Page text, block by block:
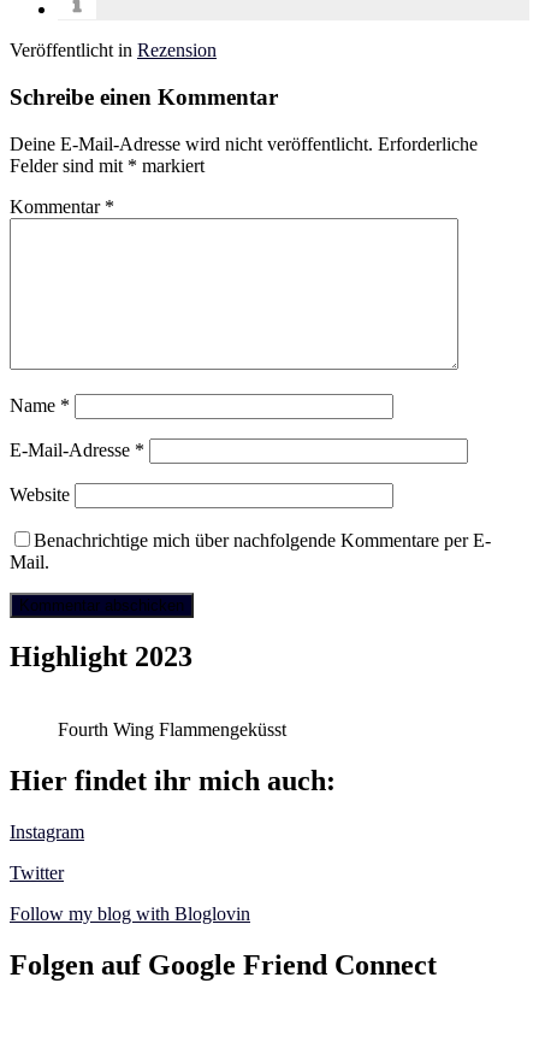
Veröffentlicht in Rezension
Schreibe einen Kommentar
Deine E-Mail-Adresse wird nicht veröffentlicht. Erforderliche
Felder sind mit * markiert
Kommentar *
Name *
E-Mail-Adresse *
Website
Benachrichtige mich über nachfolgende Kommentare per E-
Mail.
Highlight 2023
Fourth Wing Flammengeküsst
Hier findet ihr mich auch:
Instagram
Twitter
Follow my blog with Bloglovin
Folgen auf Google Friend Connect